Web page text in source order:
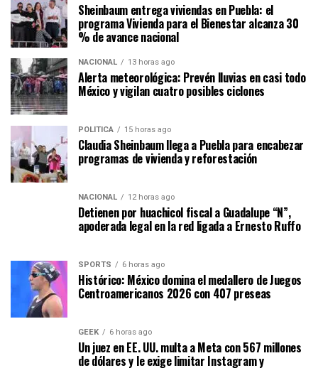
Sheinbaum entrega viviendas en Puebla: el
programa Vivienda para el Bienestar alcanza 30
% de avance nacional
NACIONAL 13 horas ago
Alerta meteorológica: Prevén lluvias en casi todo
México y vigilan cuatro posibles ciclones
POLÍTICA 15 horas ago
Claudia Sheinbaum llega a Puebla para encabezar
programas de vivienda y reforestación
NACIONAL 12 horas ago
Detienen por huachicol fiscal a Guadalupe “N”,
apoderada legal en la red ligada a Ernesto Ruffo
SPORTS 6 horas ago
Histórico: México domina el medallero de Juegos
Centroamericanos 2026 con 407 preseas
GEEK 6 horas ago
Un juez en EE. UU. multa a Meta con 567 millones
de dólares y le exige limitar Instagram y